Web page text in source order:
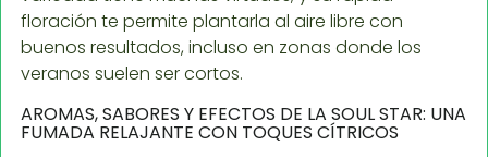
floración te permite plantarla al aire libre con
buenos resultados, incluso en zonas donde los
veranos suelen ser cortos.
AROMAS, SABORES Y EFECTOS DE LA SOUL STAR: UNA
FUMADA RELAJANTE CON TOQUES CÍTRICOS